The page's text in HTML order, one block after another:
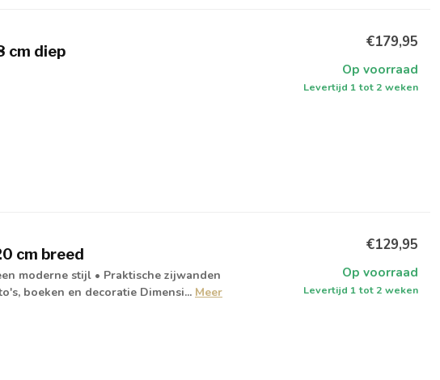
cm diep €179,95
Op voorraad
Levertijd 1 tot 2 weken
cm breed
moderne stijl • Praktische zijwanden
boeken en decoratie Dimensi... Meer
€129,95
Op voorraad
Levertijd 1 tot 2 weken